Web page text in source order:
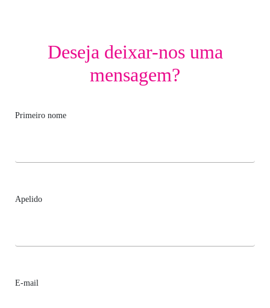
Deseja deixar-nos uma
mensagem?
Primeiro nome
Apelido
E-mail